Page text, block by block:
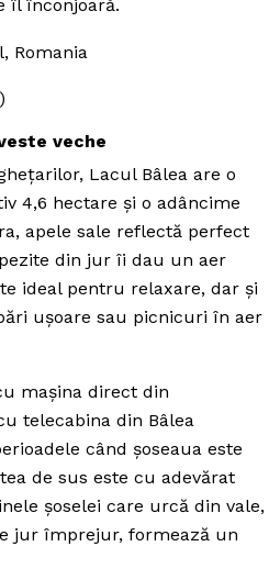
îl înconjoară.
veche
Lacul Bâlea are o
4,6 hectare și o adâncime
apele sale reflectă perfect
din jur îi dau un aer
ideal pentru relaxare, dar și
ușoare sau picnicuri în aer
mașina direct din
telecabina din Bâlea
când șoseaua este
de sus este cu adevărat
șoselei care urcă din vale,
jur împrejur, formează un